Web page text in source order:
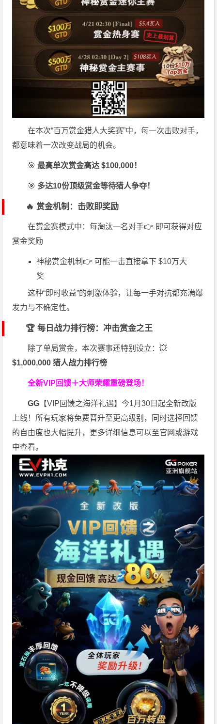
在本次“百万赏金猎人大奖赛”中，每一次击败对手，
都意味着一次改变战局的机会。
🎯最高单次赏金高达 $100,000！
🎯 多达10份顶级赏金等待猎人争夺！
🔥 赏金机制：击败即奖励
在赏金赛模式中：每淘汰一名对手👉 即可获得对应
赏金奖励
神秘赏金机制👉 可能一击直接拿下 $10万大
奖
这种“即时收益”的刺激体验，让每一手对抗都充满爆
发力与不确定性。
🏆 每日战力排行榜：冲击赏金之王
除了单局赏金，本次赛事还特别设立：💥
$1,000,000 猎人战力排行榜
全新VIP回馈＋大师荣耀重磅登场！
GG 【VIP回馈之海洋礼遇】今1月30日起全新改版
上线！所有玩家将免费晋升至更高级别，同时选择回馈
的自由度也大幅提升，更多详细信息可以至官网或游戏
中查看。